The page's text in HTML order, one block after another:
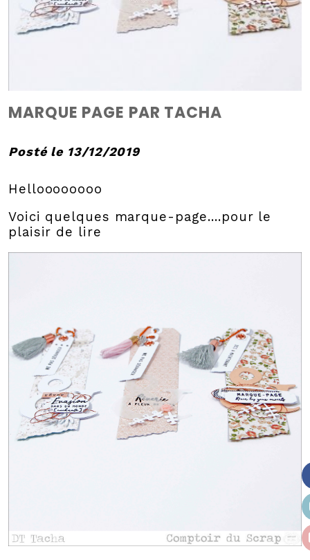
MARQUE PAGE PAR TACHA
Posté le 13/12/2019
Helloooooooo
Voici quelques marque-page....pour le
plaisir de lire